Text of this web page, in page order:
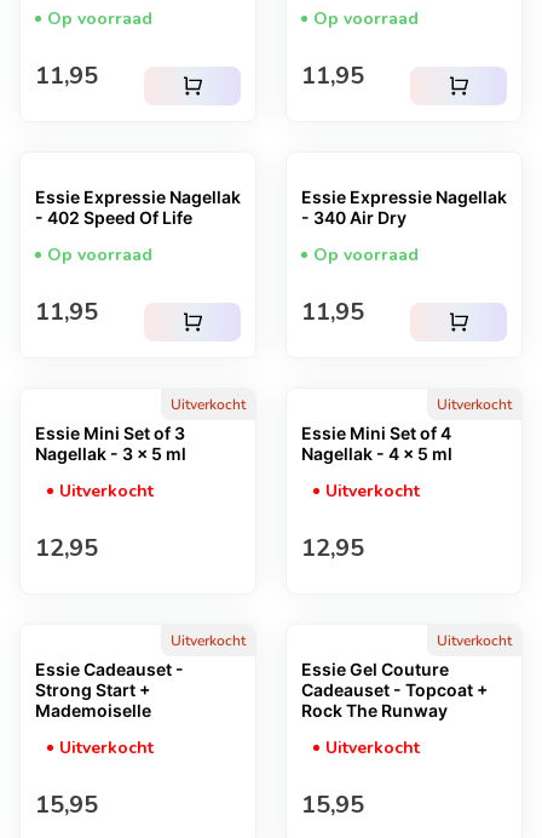
Op voorraad
Normale prijs
11,95 shopping_cart
Op voorraad
Normale prijs
11,95 shopping_cart
Essie Expressie Nagellak
- 402 Speed Of Life
Op voorraad
Normale prijs
11,95 shopping_cart
Essie Expressie Nagellak
- 340 Air Dry
Op voorraad
Normale prijs
11,95 shopping_cart
Uitverkocht
Essie Mini Set of 3
Nagellak - 3 x 5 ml
Uitverkocht
Normale prijs
12,95
Uitverkocht
Essie Mini Set of 4
Nagellak - 4 x 5 ml
Uitverkocht
Normale prijs
12,95
Uitverkocht
Essie Cadeauset -
Strong Start +
Mademoiselle
Uitverkocht
Normale prijs
15,95
Uitverkocht
Essie Gel Couture
Cadeauset - Topcoat +
Rock The Runway
Uitverkocht
Normale prijs
15,95